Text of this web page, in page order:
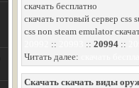
скачать бесплатно
скачать готовый сервер css
css non steam emulator
:: :: 20994 ::
Читать далее:
Скачать скачать виды